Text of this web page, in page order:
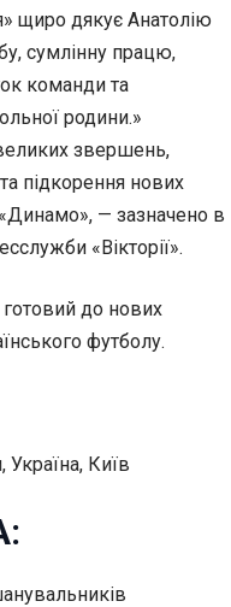
щиро дякує Анатолію
сумлінну працю,
команди та
родини.»
звершень,
та підкорення нових
— зазначено в
«Вікторії».
до нових
футболу.
Київ